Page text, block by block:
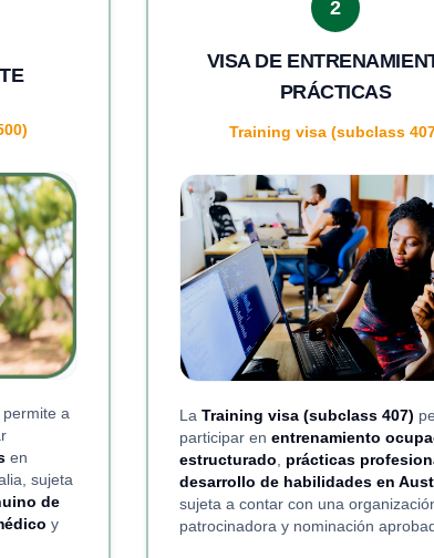
permite a
en
sujeta
de
y
2
VISA DE
PRÁCTICAS
Training visa (subclass
LaTraining visa (subclass 407)
participar enentrenamiento
estructurado, prácticas
desarrollo de habilidades en
sujeta a contar con una
patrocinadora y nominación